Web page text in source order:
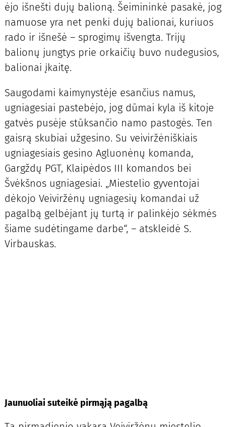
ėjo išnešti dujų balioną. Šeimininkė pasakė, jog
namuose yra net penki dujų balionai, kuriuos
rado ir išnešė – sprogimų išvengta. Trijų
balionų jungtys prie orkaičių buvo nudegusios,
balionai įkaitę.
Saugodami kaimynystėje esančius namus,
ugniagesiai pastebėjo, jog dūmai kyla iš kitoje
gatvės pusėje stūksančio namo pastogės. Ten
gaisrą skubiai užgesino. Su veiviržėniškiais
ugniagesiais gesino Agluonėnų komanda,
Gargždų PGT, Klaipėdos III komandos bei
Švėkšnos ugniagesiai. „Miestelio gyventojai
dėkojo Veiviržėnų ugniagesių komandai už
pagalbą gelbėjant jų turtą ir palinkėjo sėkmės
šiame sudėtingame darbe“, – atskleidė S.
Virbauskas.
Jaunuoliai suteikė pirmąją pagalbą